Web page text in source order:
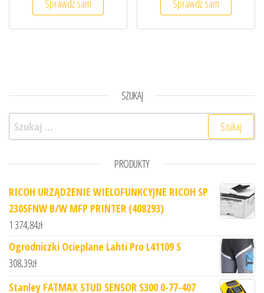
Sprawdź sam Sprawdź sam
SZUKAJ
Szukaj:
PRODUKTY
RICOH URZĄDZENIE WIELOFUNKCYJNE RICOH SP
230SFNW B/W MFP PRINTER (408293)
1 374,84zł
Ogrodniczki Ocieplane Lahti Pro L41109 S
308,39zł
Stanley FATMAX STUD SENSOR S300 0-77-407